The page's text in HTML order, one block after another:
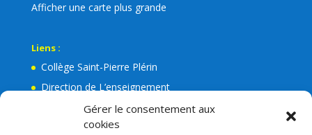
Gérer le consentement aux
cookies
Afficher une carte plus grande
Liens :
Collège Saint-Pierre Plérin
Direction de L’enseignement
La Mairie de Plérin
Ecole Jean Leuduger Plérin